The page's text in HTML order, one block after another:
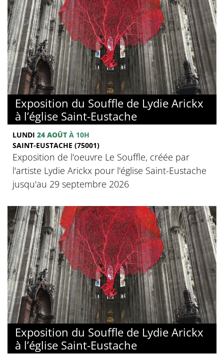
Exposition du Souffle de Lydie Arickx
à l’église Saint-Eustache
LUNDI 24 AOÛT À 10H
SAINT-EUSTACHE (75001)
Exposition de l'oeuvre Le Souffle, créée par
l'artiste Lydie Arickx pour l'église Saint-Eustache
jusqu'au 29 septembre 2026
Exposition du Souffle de Lydie Arickx
à l’église Saint-Eustache